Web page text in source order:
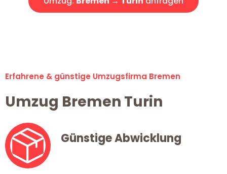
Erfahrene & günstige Umzugsfirma Bremen
Umzug Bremen Turin
Günstige Abwicklung